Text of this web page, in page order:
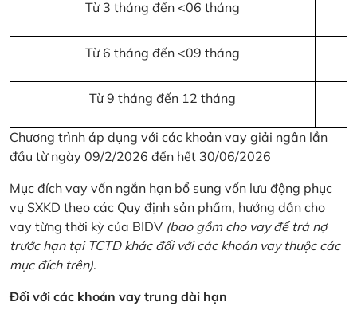
Từ 3 tháng đến <06 tháng
Từ 6 tháng đến <09 tháng
Từ 9 tháng đến 12 tháng
Chương trình áp dụng với các khoản vay giải ngân lần
đầu từ ngày 09/2/2026 đến hết 30/06/2026
Mục đích vay vốn ngắn hạn bổ sung vốn lưu động phục
vụ SXKD theo các Quy định sản phẩm, hướng dẫn cho
vay từng thời kỳ của BIDV (bao gồm cho vay để trả nợ
trước hạn tại TCTD khác đối với các khoản vay thuộc các
mục đích trên).
Đối với các khoản vay trung dài hạn